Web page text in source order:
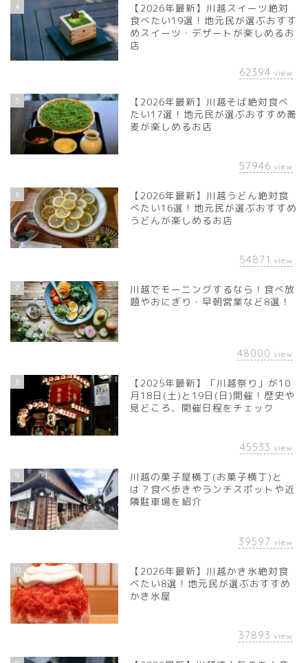
4
【2026年最新】川越スイーツ絶対
食べたい19選！地元民が選ぶおすす
めスイーツ・デザートが楽しめるお
店
62394 view
5
【2026年最新】川越そば絶対食べ
たい17選！地元民が選ぶおすすめ蕎
麦が楽しめるお店
57946 view
6
【2026年最新】川越うどん絶対食
べたい16選！地元民が選ぶおすすめ
うどんが楽しめるお店
54871 view
7
川越でモーニングするなら！食べ放
題やおにぎり・早朝営業など8選！
48000 view
8
【2025年最新】「川越祭り」が10
月18日(土)と19日(日)開催！歴史や
見どころ、開催日程をチェック
45533 view
9
川越の菓子屋横丁(お菓子横丁)と
は？食べ歩きやランチスポットや近
隣駐車場を紹介
39597 view
10
【2026年最新】川越かき氷絶対食
べたい8選！地元民が選ぶおすすめ
かき氷屋
37893 view